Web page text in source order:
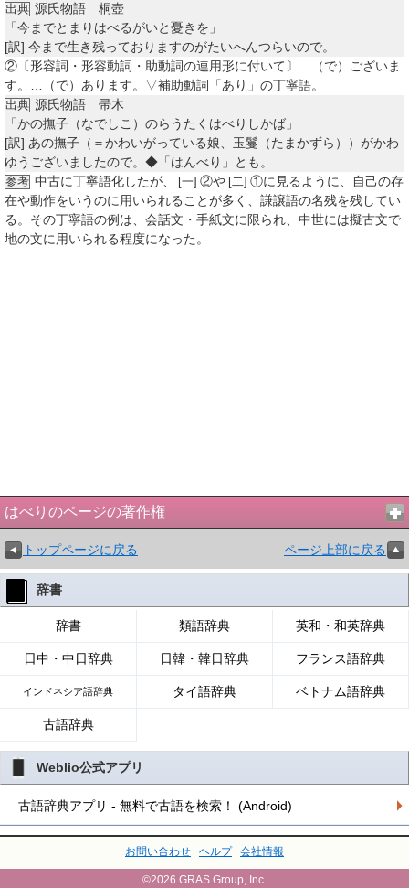
出典 源氏物語 桐壺
「今までとまりはべるがいと憂きを」
[訳] 今まで生き残っておりますのがたいへんつらいので。
② 〔形容詞・形容動詞・助動詞の連用形に付いて〕…（で）ございま
す。…（で）あります。▽補助動詞「あり」の丁寧語。
出典 源氏物語 帚木
「かの撫子（なでしこ）のらうたくはべりしかば」
[訳] あの撫子（＝かわいがっている娘、玉鬘（たまかずら））がかわ
ゆうございましたので。◆「はんべり」とも。
参考 中古に丁寧語化したが、 [一] ②や [二] ①に見るように、自己の存
在や動作をいうのに用いられることが多く、謙譲語の名残を残してい
る。その丁寧語の例は、会話文・手紙文に限られ、中世には擬古文で
地の文に用いられる程度になった。
はべりのページの著作権
トップページに戻る ページ上部に戻る
辞書
辞書 類語辞典 英和・和英辞典
日中・中日辞典 日韓・韓日辞典 フランス語辞典
インドネシア語辞典 タイ語辞典 ベトナム語辞典
古語辞典
Weblio公式アプリ
古語辞典アプリ - 無料で古語を検索！ (Android)
お問い合わせ ヘルプ 会社情報
©2026 GRAS Group, Inc.